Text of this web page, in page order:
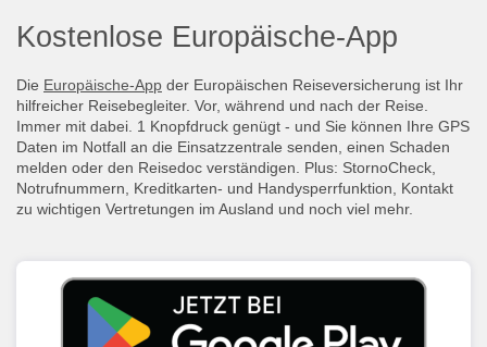
Kostenlose Europäische-App
Die Europäische-App der Europäischen Reiseversicherung ist Ihr
hilfreicher Reisebegleiter. Vor, während und nach der Reise.
Immer mit dabei. 1 Knopfdruck genügt - und Sie können Ihre GPS
Daten im Notfall an die Einsatzzentrale senden, einen Schaden
melden oder den Reisedoc verständigen. Plus: StornoCheck,
Notrufnummern, Kreditkarten- und Handysperrfunktion, Kontakt
zu wichtigen Vertretungen im Ausland und noch viel mehr.